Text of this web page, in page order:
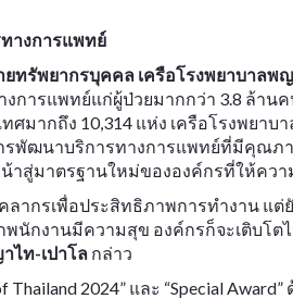
างการแพทย์
ทรัพยากรบุคคล เครือโรงพยาบาลพ
งการแพทย์แก่ผู้ป่วยมากกว่า 3.8 ล้า
มากถึง 10,314 แห่ง เครือโรงพยาบ
พัฒนาบริการทางการแพทย์ที่มีคุณภา
น้าสู่มาตรฐานใหม่ขององค์กรที่ให้คว
ลากรเพื่อประสิทธิภาพการทำงาน แ
พนักงานมีความสุข องค์กรก็จะเติบโต
ไท-เปาโล กล่าว
Thailand 2024” และ “Special